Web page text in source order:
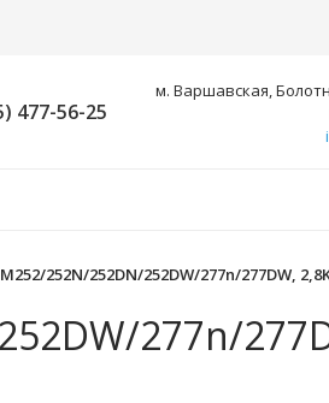
477-56-25
м. Варшавская,
252N/252DN/252DW/277n/277DW,
277n/